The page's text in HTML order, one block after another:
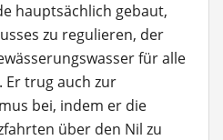
hauptsächlich gebaut,
zu regulieren, der
für alle
Er trug auch zur
bei, indem er die
über den Nil zu